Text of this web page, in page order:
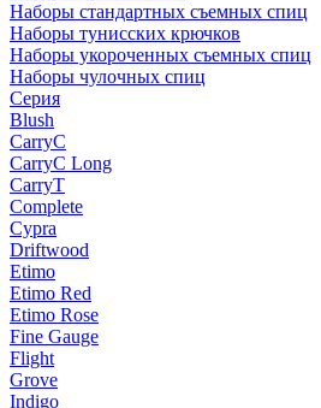
Наборы стандартных съемных спиц
Наборы тунисских крючков
Наборы укороченных съемных спиц
Наборы чулочных спиц
Серия
Blush
CarryC
CarryC Long
CarryT
Complete
Cypra
Driftwood
Etimo
Etimo Red
Etimo Rose
Fine Gauge
Flight
Grove
Indigo